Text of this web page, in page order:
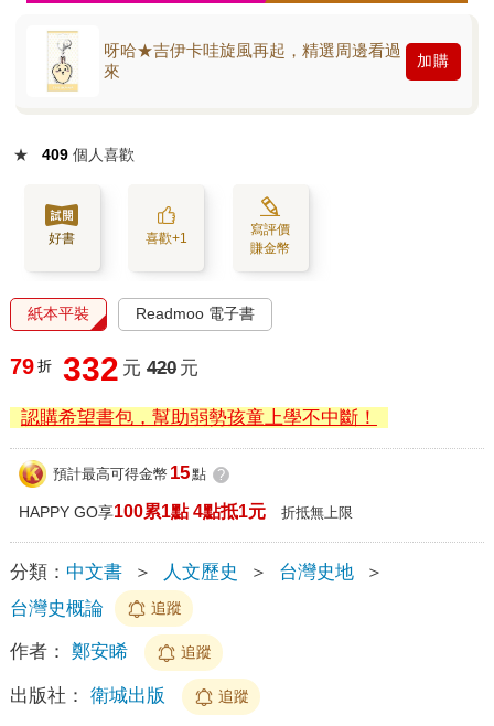
呀哈★吉伊卡哇旋風再起，精選周邊看過
來
加購
★ 409 個人喜歡
好書 喜歡+1
寫評價
賺金幣
紙本平裝 Readmoo 電子書
79 折 332 元 420 元
認購希望書包，幫助弱勢孩童上學不中斷！
預計最高可得金幣 15點 ?
HAPPY GO享100累1點 4點抵1元 折抵無上限
分類： 中文書 ＞ 人文歷史 ＞ 台灣史地
＞
台灣史概論
追蹤
作者： 鄭安睎 追蹤
出版社： 衛城出版 追蹤